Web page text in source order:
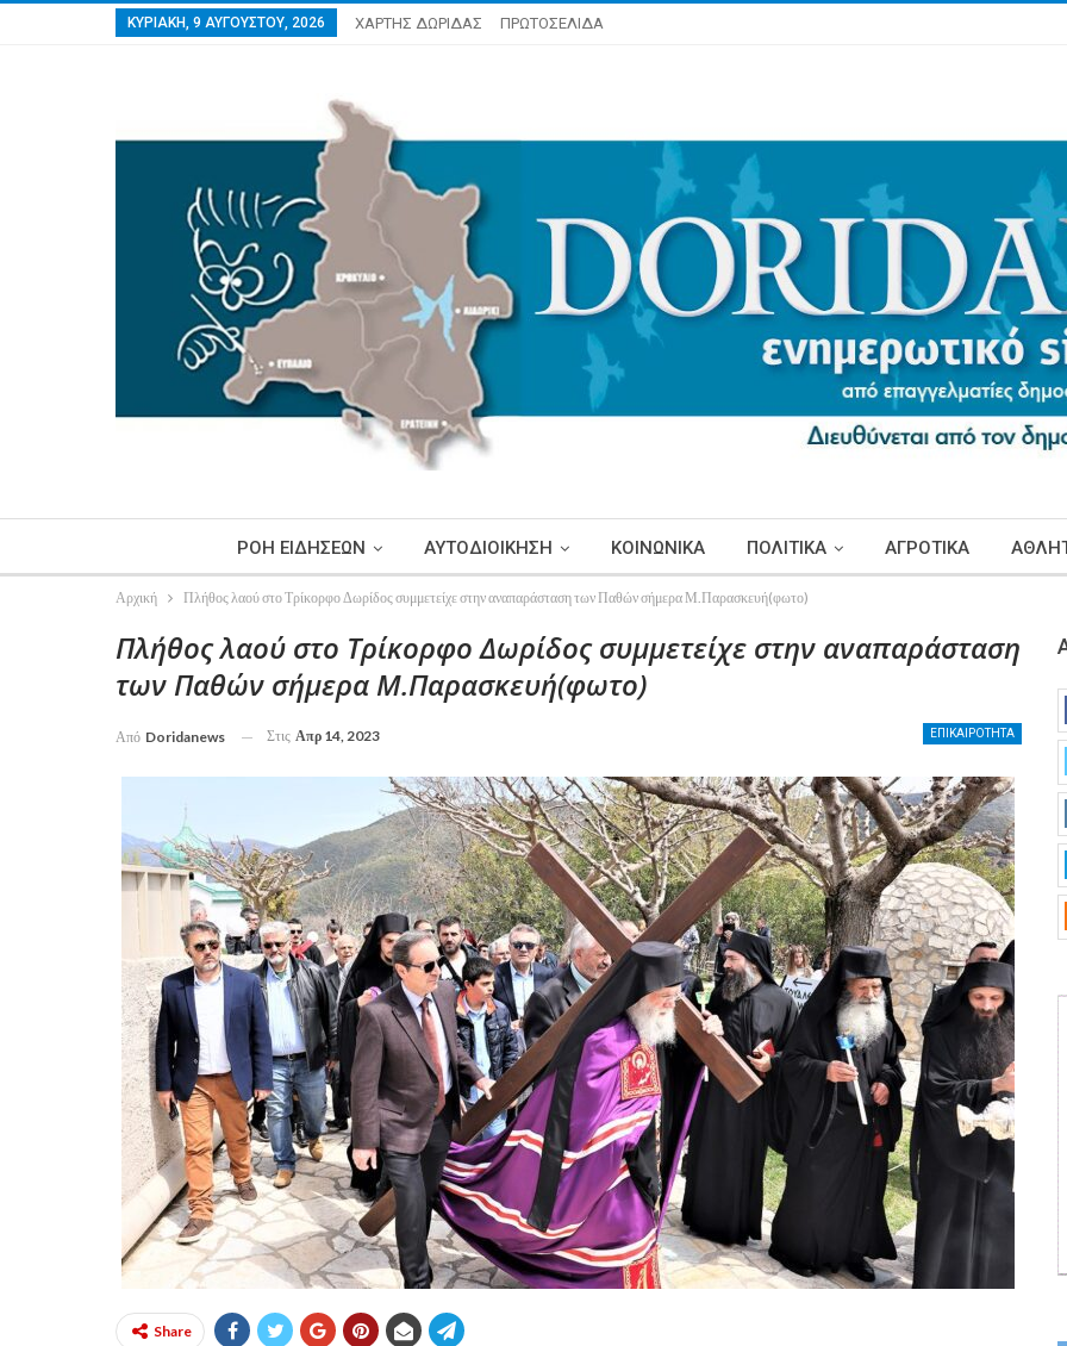
ΚΥΡΙΑΚΉ, 9 ΑΥΓΟΎΣΤΟΥ, 2026 ΧΑΡΤΗΣ ΔΩΡΙΔΑΣ ΠΡΩΤΟΣΕΛΙΔΑ
ΡΟΗ ΕΙΔΗΣΕΩΝ ΑΥΤΟΔΙΟΙΚΗΣΗ ΚΟΙΝΩΝΙΚΑ ΠΟΛΙΤΙΚΑ ΑΓΡΟΤΙΚΑ
Αρχική Πλήθος λαού στο Τρίκορφο Δωρίδος συμμετείχε στην αναπαράσταση των Παθών σήμερα Μ.Παρασκευή(φωτο)
Πλήθος λαού στο Τρίκορφο Δωρίδος συμμετείχε στην αναπαράσταση
των Παθών σήμερα Μ.Παρασκευή(φωτο)
ΕΠΙΚΑΙΡΟΤΗΤΑ
Από Doridanews Στις Απρ 14, 2023
Share